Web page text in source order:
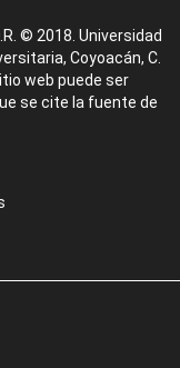
© 2018. Universidad
Coyoacán, C.
web puede ser
se cite la fuente de